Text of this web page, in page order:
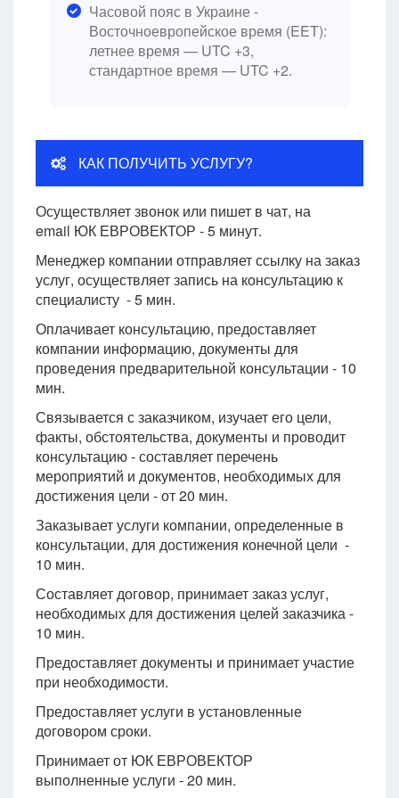
Часовой пояс в Украине -
Восточноевропейское время (EET):
летнее время — UTC +3,
стандартное время — UTC +2.
КАК ПОЛУЧИТЬ УСЛУГУ?
Осуществляет звонок или пишет в чат, на
email ЮК ЕВРОВЕКТОР - 5 минут.
Менеджер компании отправляет ссылку на заказ
услуг, осуществляет запись на консультацию к
специалисту - 5 мин.
Оплачивает консультацию, предоставляет
компании информацию, документы для
проведения предварительной консультации - 10
мин.
Связывается с заказчиком, изучает его цели,
факты, обстоятельства, документы и проводит
консультацию - составляет перечень
мероприятий и документов, необходимых для
достижения цели - от 20 мин.
Заказывает услуги компании, определенные в
консультации, для достижения конечной цели -
10 мин.
Составляет договор, принимает заказ услуг,
необходимых для достижения целей заказчика -
10 мин.
Предоставляет документы и принимает участие
при необходимости.
Предоставляет услуги в установленные
договором сроки.
Принимает от ЮК ЕВРОВЕКТОР
выполненные услуги - 20 мин.